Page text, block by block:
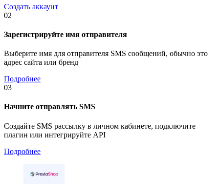
Создать аккаунт
02
Зарегистрируйте имя отправителя
Выберите имя для отправителя SMS сообщений, обычно это
адрес сайта или бренд
Подробнее
03
Начните отправлять SMS
Создайте SMS рассылку в личном кабинете, подключите
плагин или интегрируйте API
Подробнее